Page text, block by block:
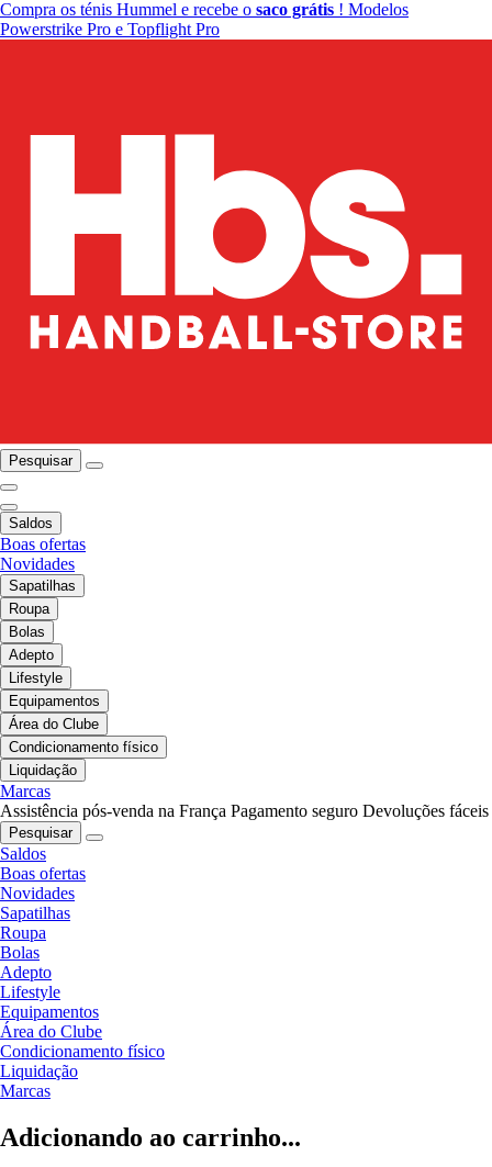
Compra os ténis Hummel e recebe o saco grátis ! Modelos
Powerstrike Pro e Topflight Pro
Pesquisar
Saldos
Boas ofertas
Novidades
Sapatilhas
Roupa
Bolas
Adepto
Lifestyle
Equipamentos
Área do Clube
Condicionamento físico
Liquidação
Marcas
Assistência pós-venda na França Pagamento seguro Devoluções fáceis
Pesquisar
Saldos
Boas ofertas
Novidades
Sapatilhas
Roupa
Bolas
Adepto
Lifestyle
Equipamentos
Área do Clube
Condicionamento físico
Liquidação
Marcas
Adicionando ao carrinho...